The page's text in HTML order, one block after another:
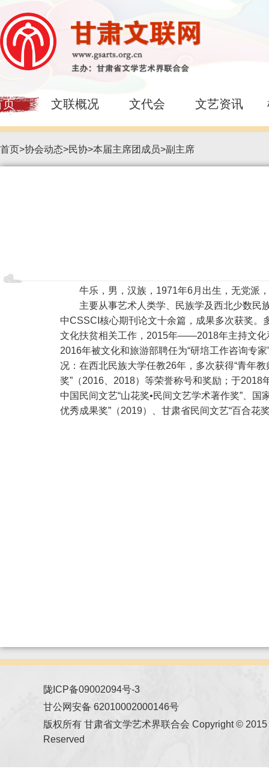
页 文联概况 文代会 文艺资讯
首页>协会动态>民协>本届主席团成员>副主席
牛乐，男，汉族，1971年6月出生，无党派
主要从事艺术人类学、民族学及西北少数民
中CSSCI核心期刊论文十余篇，成果多次获奖
文化扶贫相关工作，2015年——2018年主持文化
2016年被文化和旅游部聘任为“研培工作咨询专
况：在西北民族大学任教26年，多次获得“青年
奖”（2016、2018）等荣誉称号和奖励；于2018
中国民间文艺“山花奖•民间文艺学术著作奖”、
优秀成果奖”（2019）、甘肃省民间文艺“百合
陇ICP备09002094号-3
甘公网安备 62010002000146号
版权所有 甘肃省文学艺术界联合会 Copyright ©
Reserved